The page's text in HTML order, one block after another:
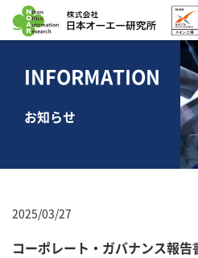
INFORMATION
お知らせ
2025/03/27
コーポレート・ガバナンス報告